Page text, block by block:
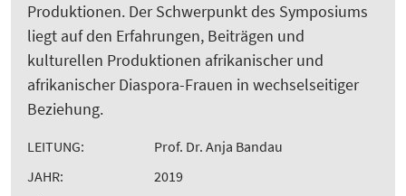
Produktionen. Der Schwerpunkt des Symposiums
liegt auf den Erfahrungen, Beiträgen und
kulturellen Produktionen afrikanischer und
afrikanischer Diaspora-Frauen in wechselseitiger
Beziehung.
LEITUNG:
Prof. Dr. Anja Bandau
JAHR:
2019